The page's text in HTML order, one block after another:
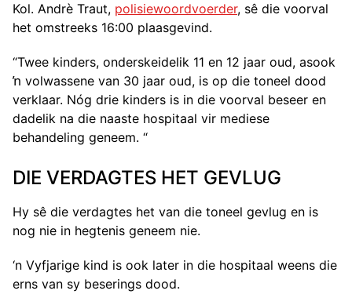
Kol. Andrè Traut, polisiewoordvoerder, sê die voorval
het omstreeks 16:00 plaasgevind.
“Twee kinders, onderskeidelik 11 en 12 jaar oud, asook
ŉ volwassene van 30 jaar oud, is op die toneel dood
verklaar. Nóg drie kinders is in die voorval beseer en
dadelik na die naaste hospitaal vir mediese
behandeling geneem. “
DIE VERDAGTES HET GEVLUG
Hy sê die verdagtes het van die toneel gevlug en is
nog nie in hegtenis geneem nie.
‘n Vyfjarige kind is ook later in die hospitaal weens die
erns van sy beserings dood.